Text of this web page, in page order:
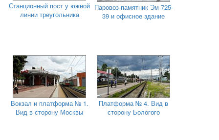
Станционный пост у южной
линии треугольника
Паровоз-памятник Эм 725-
39 и офисное здание
Вокзал и платформа № 1.
Вид в сторону Москвы
Платформа № 4. Вид в
сторону Бологого